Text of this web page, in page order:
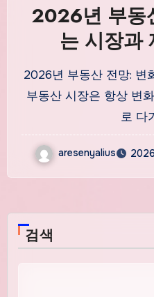
2026년 부동
는 시장과
2026년 부동산 전망: 변
부동산 시장은 항상 변
로 다
aresenyalius
검색